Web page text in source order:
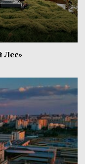
Лес»